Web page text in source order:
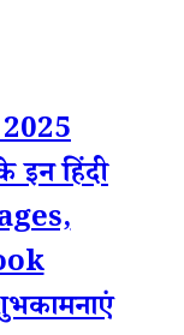
इन हिंदी